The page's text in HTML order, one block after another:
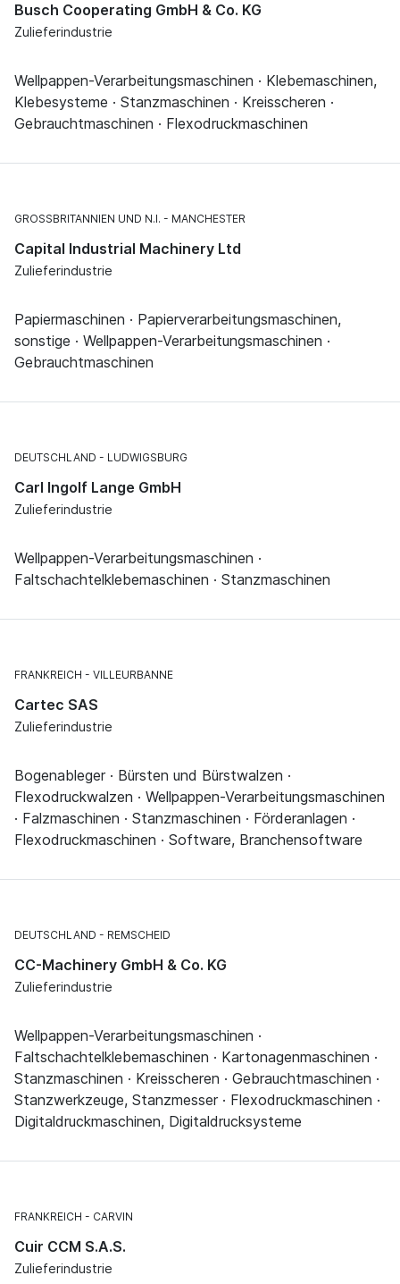
Busch Cooperating GmbH & Co. KG
Zulieferindustrie
Wellpappen-Verarbeitungsmaschinen · Klebemaschinen,
Klebesysteme · Stanzmaschinen · Kreisscheren ·
Gebrauchtmaschinen · Flexodruckmaschinen
GROSSBRITANNIEN UND N.I. MANCHESTER
Capital Industrial Machinery Ltd
Zulieferindustrie
Papiermaschinen · Papierverarbeitungsmaschinen,
sonstige · Wellpappen-Verarbeitungsmaschinen ·
Gebrauchtmaschinen
DEUTSCHLAND LUDWIGSBURG
Carl Ingolf Lange GmbH
Zulieferindustrie
Wellpappen-Verarbeitungsmaschinen ·
Faltschachtelklebemaschinen · Stanzmaschinen
FRANKREICH VILLEURBANNE
Cartec SAS
Zulieferindustrie
Bogenableger · Bürsten und Bürstwalzen ·
Flexodruckwalzen · Wellpappen-Verarbeitungsmaschinen
· Falzmaschinen · Stanzmaschinen · Förderanlagen ·
Flexodruckmaschinen · Software, Branchensoftware
DEUTSCHLAND REMSCHEID
CC-Machinery GmbH & Co. KG
Zulieferindustrie
Wellpappen-Verarbeitungsmaschinen ·
Faltschachtelklebemaschinen · Kartonagenmaschinen ·
Stanzmaschinen · Kreisscheren · Gebrauchtmaschinen ·
Stanzwerkzeuge, Stanzmesser · Flexodruckmaschinen ·
Digitaldruckmaschinen, Digitaldrucksysteme
FRANKREICH CARVIN
Cuir CCM S.A.S.
Zulieferindustrie